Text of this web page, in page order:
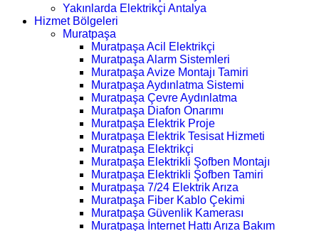
Yakınlarda Elektrikçi Antalya
Hizmet Bölgeleri
Muratpaşa
Muratpaşa Acil Elektrikçi
Muratpaşa Alarm Sistemleri
Muratpaşa Avize Montajı Tamiri
Muratpaşa Aydınlatma Sistemi
Muratpaşa Çevre Aydınlatma
Muratpaşa Diafon Onarımı
Muratpaşa Elektrik Proje
Muratpaşa Elektrik Tesisat Hizmeti
Muratpaşa Elektrikçi
Muratpaşa Elektrikli Şofben Montajı
Muratpaşa Elektrikli Şofben Tamiri
Muratpaşa 7/24 Elektrik Arıza
Muratpaşa Fiber Kablo Çekimi
Muratpaşa Güvenlik Kamerası
Muratpaşa İnternet Hattı Arıza Bakım